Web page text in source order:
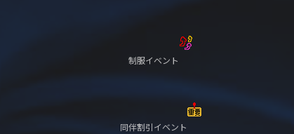
制服イベント
同伴割引イベント